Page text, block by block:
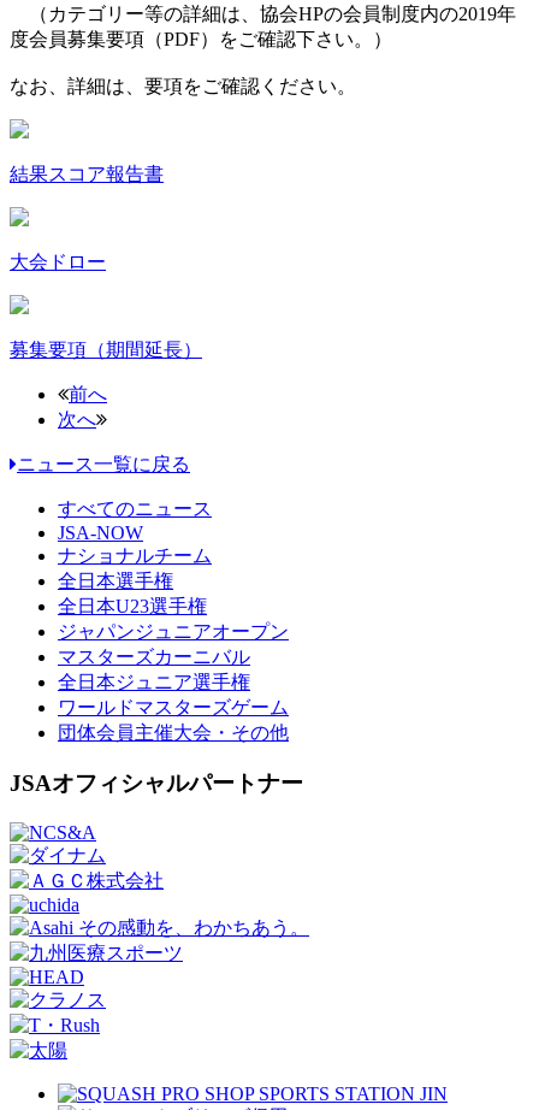
（カテゴリー等の詳細は、協会HPの会員制度内の2019年
度会員募集要項（PDF）をご確認下さい。）
なお、詳細は、要項をご確認ください。
結果スコア報告書
大会ドロー
募集要項（期間延長）
前へ
次へ
ニュース一覧に戻る
すべてのニュース
JSA-NOW
ナショナルチーム
全日本選手権
全日本U23選手権
ジャパンジュニアオープン
マスターズカーニバル
全日本ジュニア選手権
ワールドマスターズゲーム
団体会員主催大会・その他
JSAオフィシャルパートナー